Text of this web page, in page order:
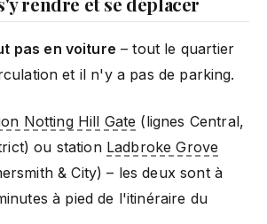
pas en voiture – tout le quartier
et il n'y a pas de parking.
Notting Hill Gate (lignes Central,
ou station Ladbroke Grove
& City) – les deux sont à
à pied de l'itinéraire du